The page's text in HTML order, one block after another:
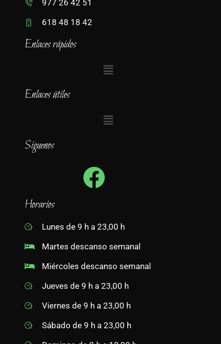
977 26 42 51
618 48 18 42
Enlaces rápidos
Enlaces útiles
Síguenos
Horarios
Lunes de 9 h a 23,00 h
Martes descanso semanal
Miércoles descanso semanal
Jueves de 9 h a 23,00 h
Viernes de 9 h a 23,00 h
Sábado de 9 h a 23,00 h